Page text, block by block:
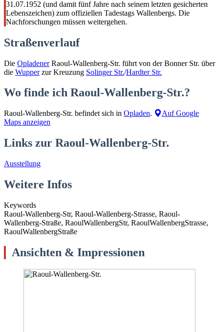
31.07.1952 (und damit fünf Jahre nach seinem letzten gesicherten
Lebenszeichen) zum offiziellen Tadestags Wallenbergs. Die
Nachforschungen müssen weitergehen.
Straßenverlauf
Die OpladenerRaoul-Wallenberg-Str. führt von der Bonner Str. über
die Wupperzur Kreuzung Solinger Str./Hardter Str.
Wo finde ich Raoul-Wallenberg-Str.?
Raoul-Wallenberg-Str. befindet sich in Opladen.
Auf Google
Maps anzeigen
Links zur Raoul-Wallenberg-Str.
Ausstellung
Weitere Infos
Keywords
Raoul-Wallenberg-Str, Raoul-Wallenberg-Strasse, Raoul-
Wallenberg-Straße, RaoulWallenbergStr, RaoulWallenbergStrasse,
RaoulWallenbergStraße
Ansichten & Impressionen